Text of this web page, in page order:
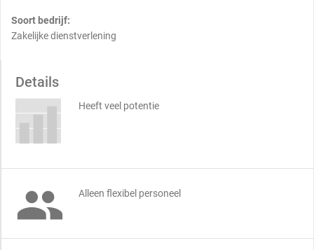
Soort bedrijf:
Zakelijke dienstverlening
Details
Heeft veel potentie
 Alleen flexibel personeel